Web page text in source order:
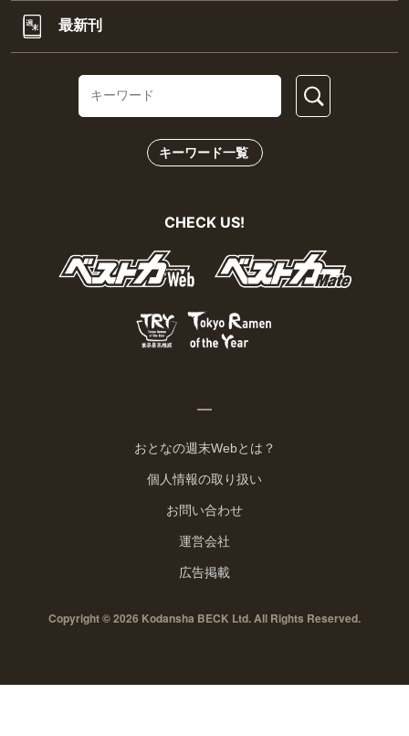
最新刊
キーワード一覧
CHECK US!
おとなの週末Webとは？
個人情報の取り扱い
お問い合わせ
運営会社
広告掲載
Copyright © 2026 Kodansha BECK Ltd. All Rights Reserved.